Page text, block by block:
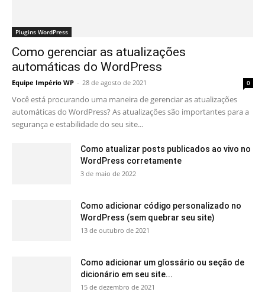
Plugins WordPress
Como gerenciar as atualizações
automáticas do WordPress
Equipe Império WP - 28 de agosto de 2021 0
Você está procurando uma maneira de gerenciar as atualizações
automáticas do WordPress? As atualizações são importantes para a
segurança e estabilidade do seu site...
Como atualizar posts publicados ao vivo no
WordPress corretamente
3 de maio de 2022
Como adicionar código personalizado no
WordPress (sem quebrar seu site)
13 de outubro de 2021
Como adicionar um glossário ou seção de
dicionário em seu site...
15 de dezembro de 2021